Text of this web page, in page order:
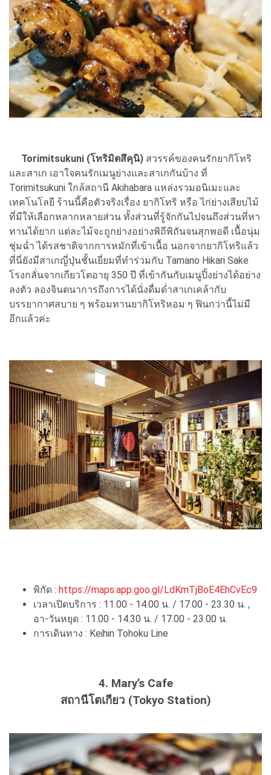
Torimitsukuni (โทริมิตสึคุนิ) สวรรค์ของคนรักยากิโทริ
และสาเก เอาใจคนรักเมนูย่างและสาเกกันบ้าง ที่
Torimitsukuni ใกล้สถานี Akihabara แหล่งรวมอนิเมะและ
เทคโนโลยี ร้านนี้คือตัวจริงเรื่อง ยากิโทริ หรือ ไก่ย่างเสียบไม้
ที่มีให้เลือกหลากหลายส่วน ทั้งส่วนที่รู้จักกันไปจนถึงส่วนที่หา
ทานได้ยาก แต่ละไม้จะถูกย่างอย่างพิถีพิถันจนสุกพอดี เนื้อนุ่ม
ชุ่มฉ่ำ ได้รสชาติจากการหมักที่เข้าเนื้อ นอกจากยากิโทริแล้ว
ที่นี่ยังมีสาเกญี่ปุ่นชั้นเยี่ยมที่ทำร่วมกับ Tamano Hikari Sake
โรงกลั่นจากเกียวโตอายุ 350 ปี ที่เข้ากันกับเมนูปิ้งย่างได้อย่าง
ลงตัว ลองจินตนาการถึงการได้นั่งดื่มด่ำสาเกเคล้ากับ
บรรยากาศสบาย ๆ พร้อมทานยากิโทริหอม ๆ ฟินกว่านี้ไม่มี
อีกแล้วค่ะ
พิกัด : https://maps.app.goo.gl/LdKmTjBoE4EhCvEc9
เวลาเปิดบริการ : 11.00 - 14.00 น. / 17.00 - 23.30 น. ,
อา-วันหยุด : 11.00 - 14.30 น. / 17.00 - 23.00 น.
การเดินทาง : Keihin Tohoku Line
4. Mary’s Cafe
สถานีโตเกียว (Tokyo Station)